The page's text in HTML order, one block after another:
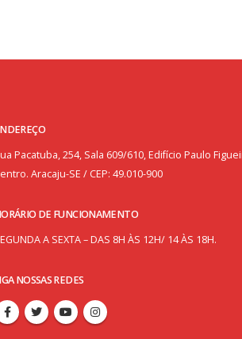
Pacatuba, 254, Sala 609/610, Edifício Paulo
Aracaju-SE / CEP: 49.010-900
DE FUNCIONAMENTO
A SEXTA – DAS 8H ÀS 12H/ 14 ÀS 18H.
NOSSAS REDES